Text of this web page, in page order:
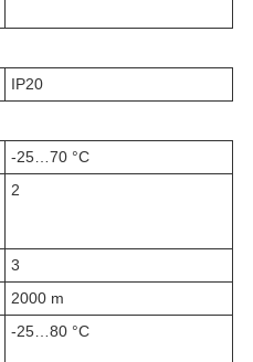
IP20
-25…70 °C
2
3
2000 m
-25…80 °C